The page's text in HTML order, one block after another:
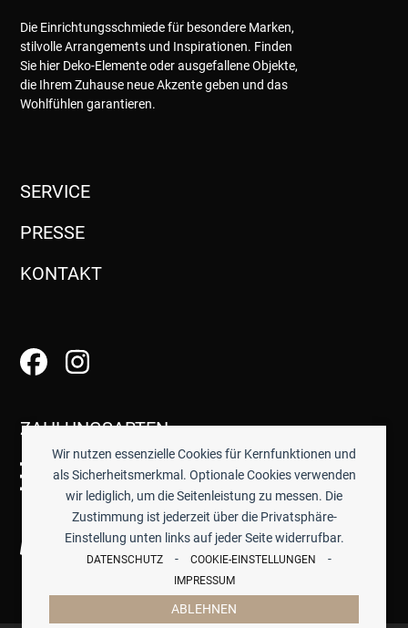
Wir nutzen essenzielle Cookies für Kernfunktionen und
als Sicherheitsmerkmal. Optionale Cookies verwenden
wir lediglich, um die Seitenleistung zu messen. Die
Zustimmung ist jederzeit über die Privatsphäre-
Einstellung unten links auf jeder Seite widerrufbar.
DATENSCHUTZ - COOKIE-EINSTELLUNGEN -
IMPRESSUM
ABLEHNEN
Die Einrichtungsschmiede für besondere Marken,
stilvolle Arrangements und Inspirationen. Finden
Sie hier Deko-Elemente oder ausgefallene Objekte,
die Ihrem Zuhause neue Akzente geben und das
Wohlfühlen garantieren.
SERVICE
PRESSE
KONTAKT
ZAHLUNGSARTEN